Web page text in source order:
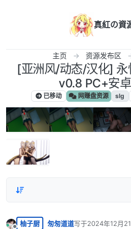
真紅の資
主页 资源发布区
[亚洲风/动态/汉化]
v0.8 PC+安
已移动 网赚盘资源 slg
柚子厨 匆匆道道写于2024年12月